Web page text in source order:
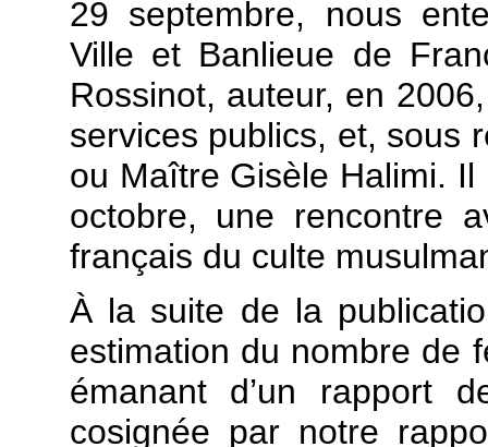
29 septembre, nous
Ville et Banlieue de
Rossinot, auteur, en
services publics, et, sous
ou Maître Gisèle Halimi.
octobre, une rencontre
français du culte
À la suite de la
estimation du nombre de
émanant d’un rapport
cosignée par notre